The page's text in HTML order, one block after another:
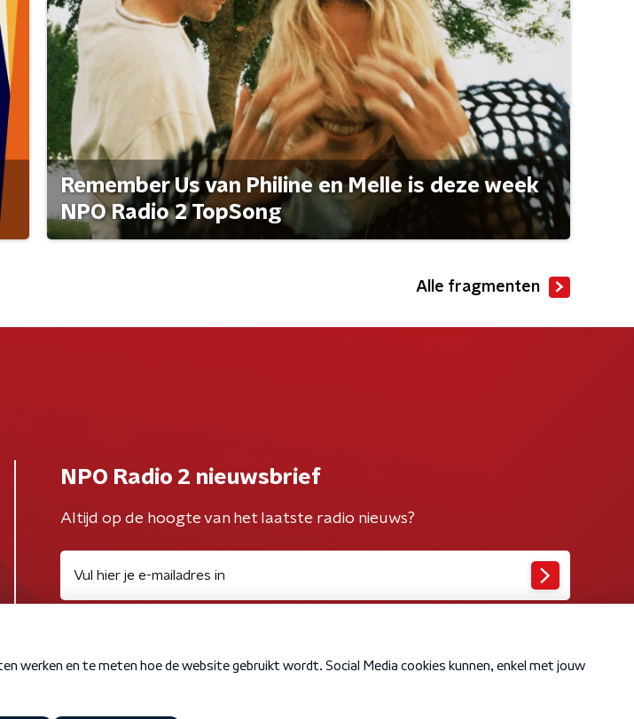
Remember Us van Philine en Melle is deze week
NPO Radio 2 TopSong
Alle fragmenten
NPO Radio 2 nieuwsbrief
Altijd op de hoogte van het laatste radio nieuws?